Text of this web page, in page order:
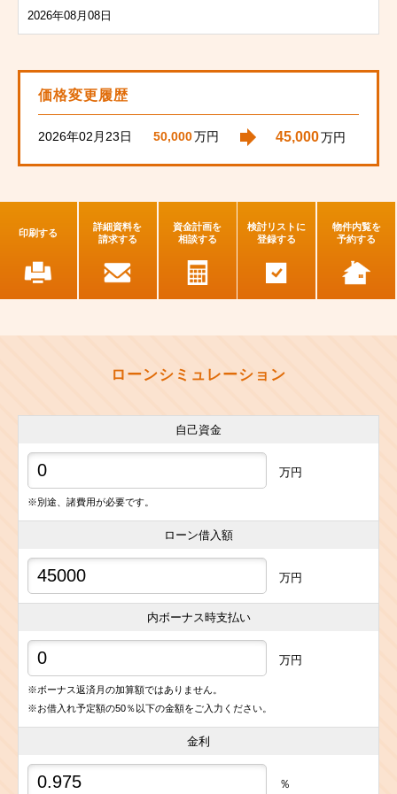
2026年08月08日
価格変更履歴
2026年02月23日 50,000万円 45,000万円
印刷する
詳細資料を
請求する
資金計画を
相談する
検討リストに
登録する
物件内覧を
予約する
ローンシミュレーション
自己資金
万円
※別途、諸費用が必要です。
ローン借入額
万円
内ボーナス時支払い
万円
※ボーナス返済月の加算額ではありません。
※お借入れ予定額の50％以下の金額をご入力ください。
金利
％